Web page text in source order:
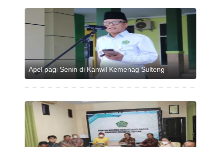
Apel pagi Senin di Kanwil Kemenag Sulteng